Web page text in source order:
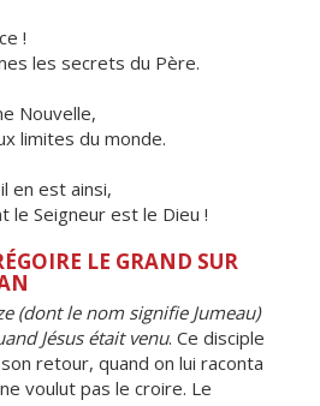
!
les secrets du Père.
Nouvelle,
limites du monde.
en est ainsi,
le Seigneur est le Dieu !
LE GRAND SUR
(dont le nom signifie Jumeau)
Jésus était venu. Ce disciple
retour, quand on lui raconta
voulut pas le croire. Le